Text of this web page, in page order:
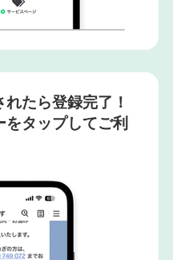
たら登録完了！
タップしてご利